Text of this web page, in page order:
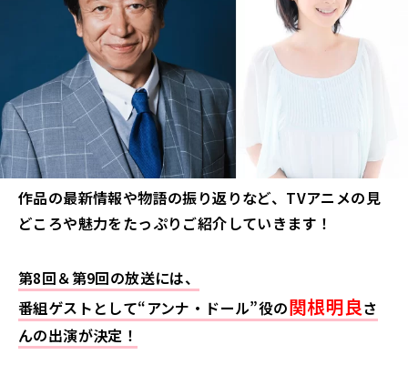
作品の最新情報や物語の振り返りなど、TVアニメの見
どころや魅力をたっぷりご紹介していきます！
第8回＆第9回の放送には、
番組ゲストとして“アンナ・ドール”役の関根明良さ
んの出演が決定！